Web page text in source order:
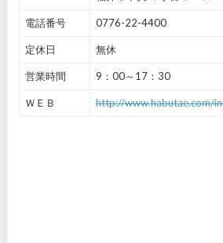
電話番号 0776-22-4400
定休日 無休
営業時間 9：00～17：30
ＷＥＢ http://www.habutae.com/